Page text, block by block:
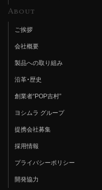
About
ご挨拶
会社概要
製品への取り組み
沿革・歴史
創業者“POP吉村”
ヨシムラ グループ
提携会社募集
採用情報
プライバシーポリシー
開発協力